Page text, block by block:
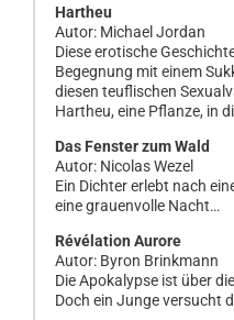
Hartheu
Autor: Michael Jordan
Diese erotische
Begegnung mit einem
diesen teuflischen
Hartheu, eine Pflanze, in
Das Fenster zum Wald
Autor: Nicolas Wezel
Ein Dichter erlebt nach
eine grauenvolle Nacht…
Révélation Aurore
Autor: Byron Brinkmann
Die Apokalypse ist über
Doch ein Junge versucht